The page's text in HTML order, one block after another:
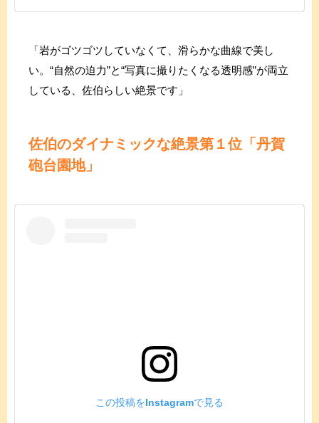
「岩がゴツゴツしていなくて、滑らかな曲線で美し
い。“自然の迫力”と“写真に撮りたくなる透明感”が両立
している、佐伯らしい絶景です」
佐伯のダイナミックな絶景第１位「丹賀
砲台園地」
この投稿をInstagramで見る